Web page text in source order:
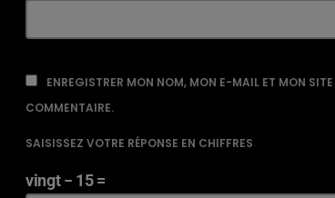
ENREGISTRER MON NOM, MON E-MAIL ET MON
COMMENTAIRE.
SAISISSEZ VOTRE RÉPONSE EN CHIFFRES
vingt − 15 =